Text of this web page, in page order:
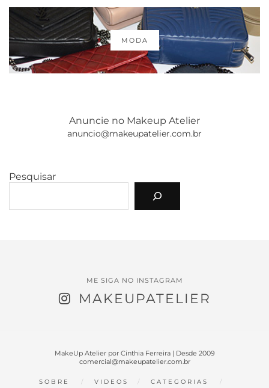
MODA
Anuncie no Makeup Atelier
anuncio@makeupatelier.com.br
Pesquisar
ME SIGA NO INSTAGRAM
MAKEUPATELIER
MakeUp Atelier por Cinthia Ferreira | Desde 2009
comercial@makeupatelier.com.br
SOBRE VIDEOS CATEGORIAS